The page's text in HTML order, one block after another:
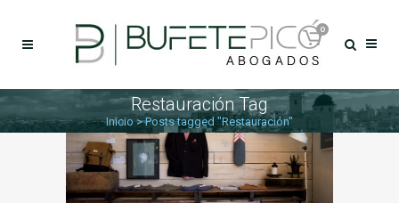
0
Restauración Tag
Inicio>Posts tagged "Restauración"